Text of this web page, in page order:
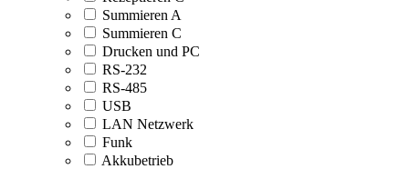
Summieren A
Summieren C
Drucken und PC
RS-232
RS-485
USB
LAN Netzwerk
Funk
Akkubetrieb